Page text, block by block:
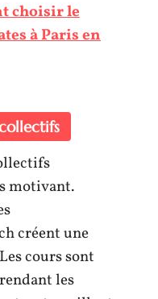
choisir le
à Paris en
motivant.
créent une
cours sont
les